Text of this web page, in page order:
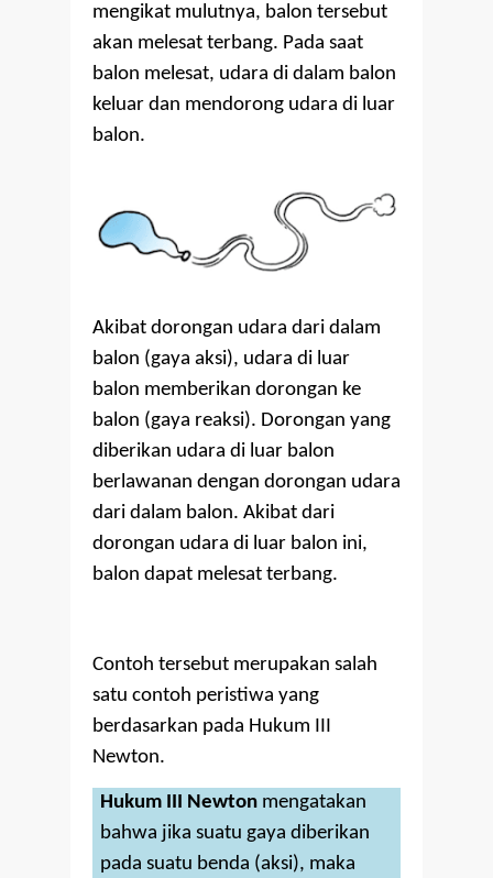
mengikat mulutnya, balon tersebut
akan melesat terbang. Pada saat
balon melesat, udara di dalam balon
keluar dan mendorong udara di luar
balon.
Akibat dorongan udara dari dalam
balon (gaya aksi), udara di luar
balon memberikan dorongan ke
balon (gaya reaksi). Dorongan yang
diberikan udara di luar balon
berlawanan dengan dorongan udara
dari dalam balon. Akibat dari
dorongan udara di luar balon ini,
balon dapat melesat terbang.
Contoh tersebut merupakan salah
satu contoh peristiwa yang
berdasarkan pada Hukum III
Newton.
Hukum III Newton mengatakan
bahwa jika suatu gaya diberikan
pada suatu benda (aksi), maka